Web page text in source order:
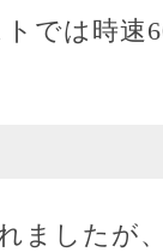
では時速
ましたが